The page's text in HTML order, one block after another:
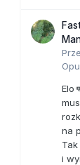
na
i